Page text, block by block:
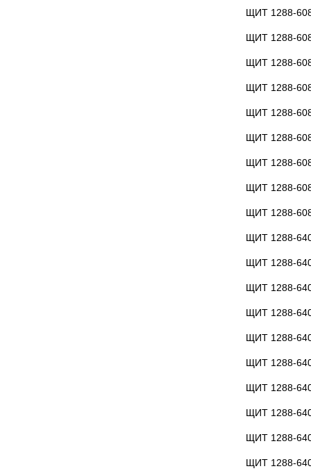
ЩИТ 1288-
ЩИТ 1288-
ЩИТ 1288-
ЩИТ 1288-
ЩИТ 1288-
ЩИТ 1288-
ЩИТ 1288-
ЩИТ 1288-
ЩИТ 1288-
ЩИТ 1288-
ЩИТ 1288-
ЩИТ 1288-
ЩИТ 1288-
ЩИТ 1288-
ЩИТ 1288-
ЩИТ 1288-
ЩИТ 1288-
ЩИТ 1288-
ЩИТ 1288-